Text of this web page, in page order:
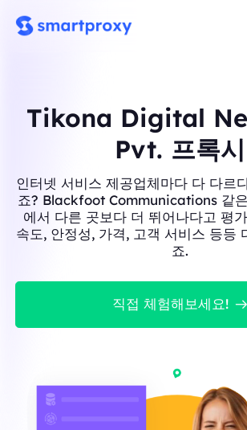
Tikona Digital
Pvt. 프록시
인터넷 서비스 제공업체마다 다 다르
죠? Blackfoot Communications 같
에서 다른 곳보다 더 뛰어나다고 평
속도, 안정성, 가격, 고객 서비스 등등
죠.
직접 체험해보세요!